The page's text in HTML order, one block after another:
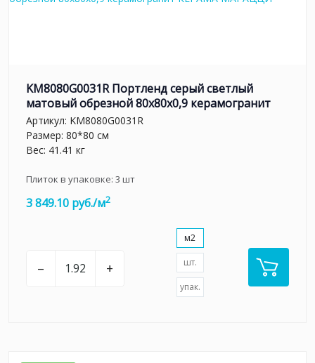
KM8080G0031R Портленд серый светлый
матовый обрезной 80x80x0,9 керамогранит
Артикул: KM8080G0031R
Размер: 80*80 см
Вес: 41.41 кг
Плиток в упаковке: 3 шт
3 849.10 руб./м2
– +
м2
шт.
упак.